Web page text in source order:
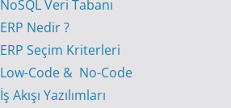
NoSQL Veri Tabanı
ERP Nedir ?
ERP Seçim Kriterleri
Low-Code & No-Code
İş Akışı Yazılımları